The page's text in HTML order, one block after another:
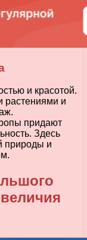
и красотой.
растениями и
придают
Здесь
природы и